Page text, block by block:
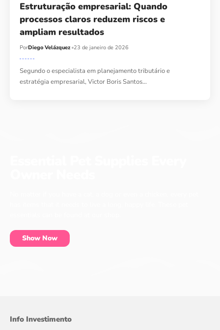
Estruturação empresarial: Quando
processos claros reduzem riscos e
ampliam resultados
PorDiego Velázquez 23 de janeiro de 2026
Segundo o especialista em planejamento tributário e
estratégia empresarial, Victor Boris Santos…
Show Now
Info Investimento